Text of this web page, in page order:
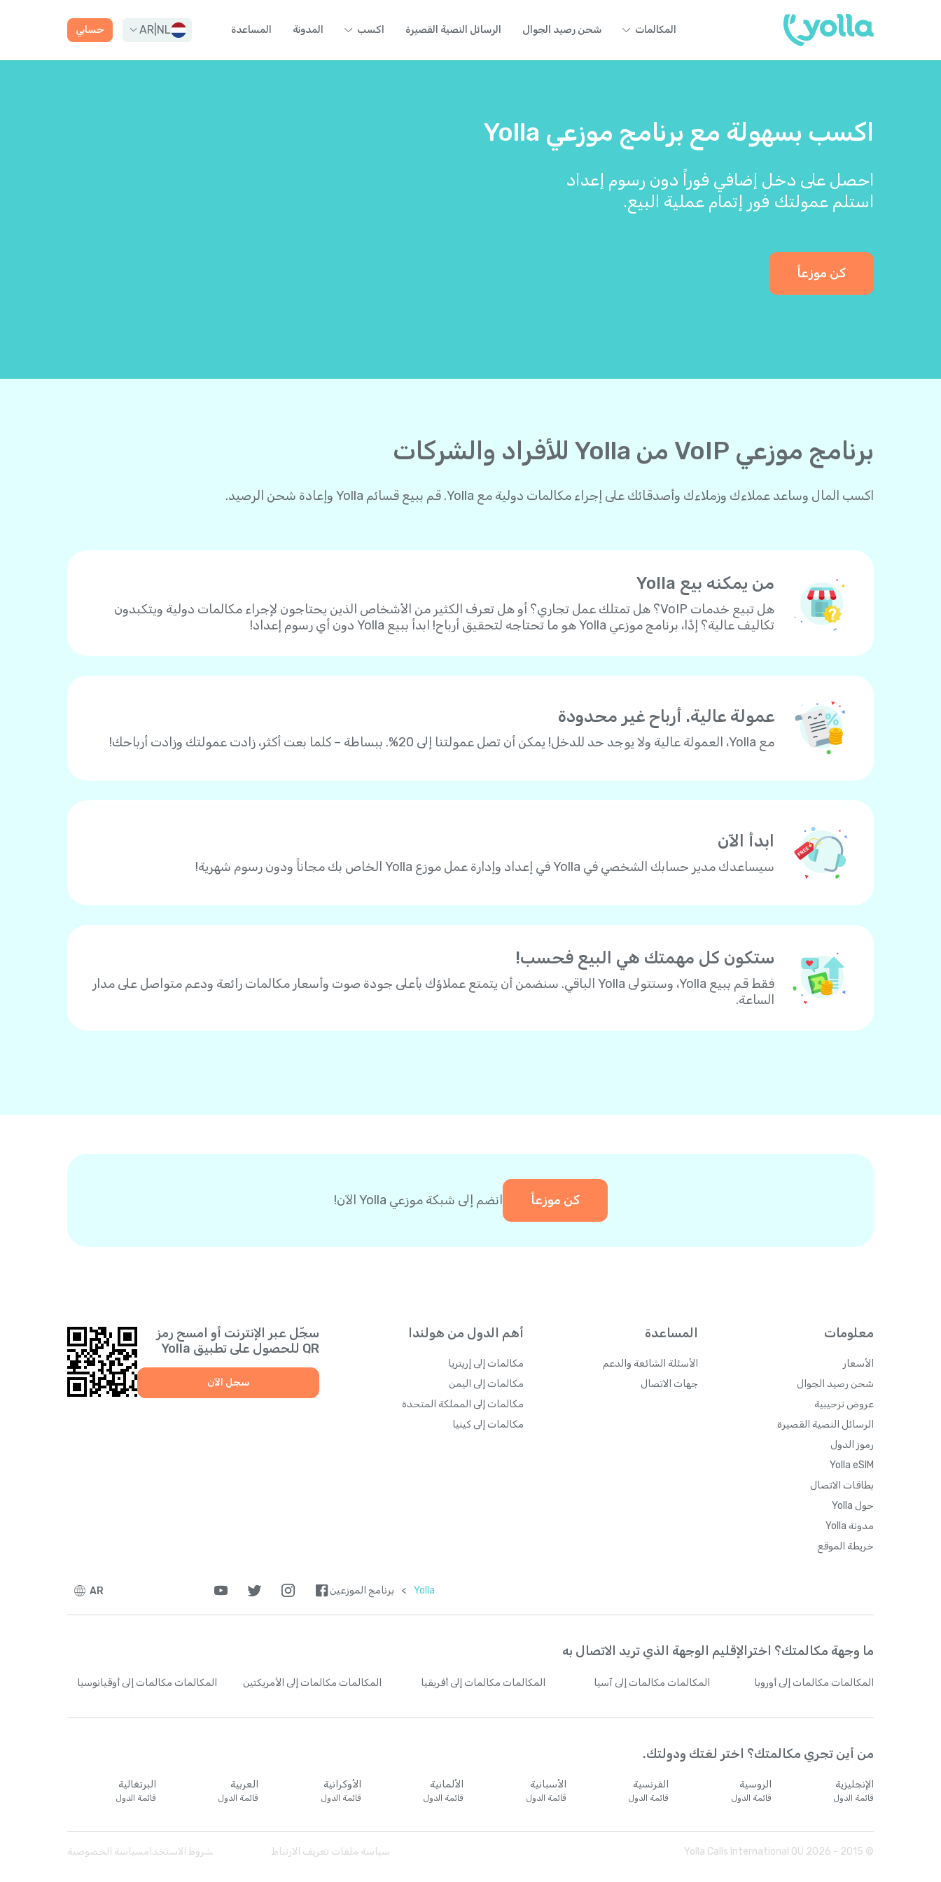
المكالمات شحن رصيد الجوال الرسائل النصية القصيرة اكسب المدونة المساعدة NL
AR حسابي
اكسب بسهولة مع برنامج موزعي Yolla
احصل على دخل إضافي فوراً دون رسوم إعداد
استلم عمولتك فور إتمام عملية البيع.
كن موزعاً
برنامج موزعي VoIP من Yolla للأفراد والشركات
اكسب المال وساعد عملاءك وزملاءك وأصدقائك على إجراء مكالمات دولية مع Yolla. قم ببيع قسائم Yolla وإعادة شحن الرصيد.
من يمكنه بيع Yolla
هل تبيع خدمات VoIP؟ هل تمتلك عمل تجاري؟ أو هل تعرف الكثير من الأشخاص الذين يحتاجون لإجراء مكالمات دولية ويتكبدون
تكاليف عالية؟ إذًا، برنامج موزعي Yolla هو ما تحتاجه لتحقيق أرباح! ابدأ ببيع Yolla دون أي رسوم إعداد!
عمولة عالية. أرباح غير محدودة
مع Yolla، العمولة عالية ولا يوجد حد للدخل! يمكن أن تصل عمولتنا إلى 20%. ببساطة – كلما بعت أكثر، زادت عمولتك وزادت أرباحك!
ابدأ الآن
سيساعدك مدير حسابك الشخصي في Yolla في إعداد وإدارة عمل موزع Yolla الخاص بك مجاناً ودون رسوم شهرية!
ستكون كل مهمتك هي البيع فحسب!
فقط قم ببيع Yolla، وستتولى Yolla الباقي. سنضمن أن يتمتع عملاؤك بأعلى جودة صوت وأسعار مكالمات رائعة ودعم متواصل على مدار
الساعة.
كن موزعاً انضم إلى شبكة موزعي Yolla الآن!
معلومات
الأسعار
شحن رصيد الجوال
عروض ترحيبية
الرسائل النصية القصيرة
رموز الدول
Yolla eSIM
بطاقات الاتصال
حول Yolla
مدونة Yolla
خريطة الموقع
المساعدة
الأسئلة الشائعة والدعم
جهات الاتصال
أهم الدول من هولندا
مكالمات إلى إريتريا
مكالمات إلى اليمن
مكالمات إلى المملكة المتحدة
مكالمات إلى كينيا
سجّل عبر الإنترنت أو امسح رمز
QR للحصول على تطبيق Yolla
سجل الآن
Yolla
> برنامج الموزعين AR
ما وجهة مكالمتك؟ اخترالإقليم الوجهة الذي تريد الاتصال به
المكالمات مكالمات إلى أوروبا المكالمات مكالمات إلى آسيا المكالمات مكالمات إلى أفريقيا المكالمات مكالمات إلى الأمريكتين المكالمات مكالمات إلى أوقيانوسيا
من أين تجري مكالمتك؟ اختر لغتك ودولتك.
الإنجليزية
قائمة الدول
الروسية
قائمة الدول
الفرنسية
قائمة الدول
الأسبانية
قائمة الدول
الألمانية
قائمة الدول
الأوكرانية
قائمة الدول
العربية
قائمة الدول
البرتغالية
قائمة الدول
© 2015 -
2026 سياسة ملفات تعريف الارتباط شروط الاستخدامسياسة الخصوصية